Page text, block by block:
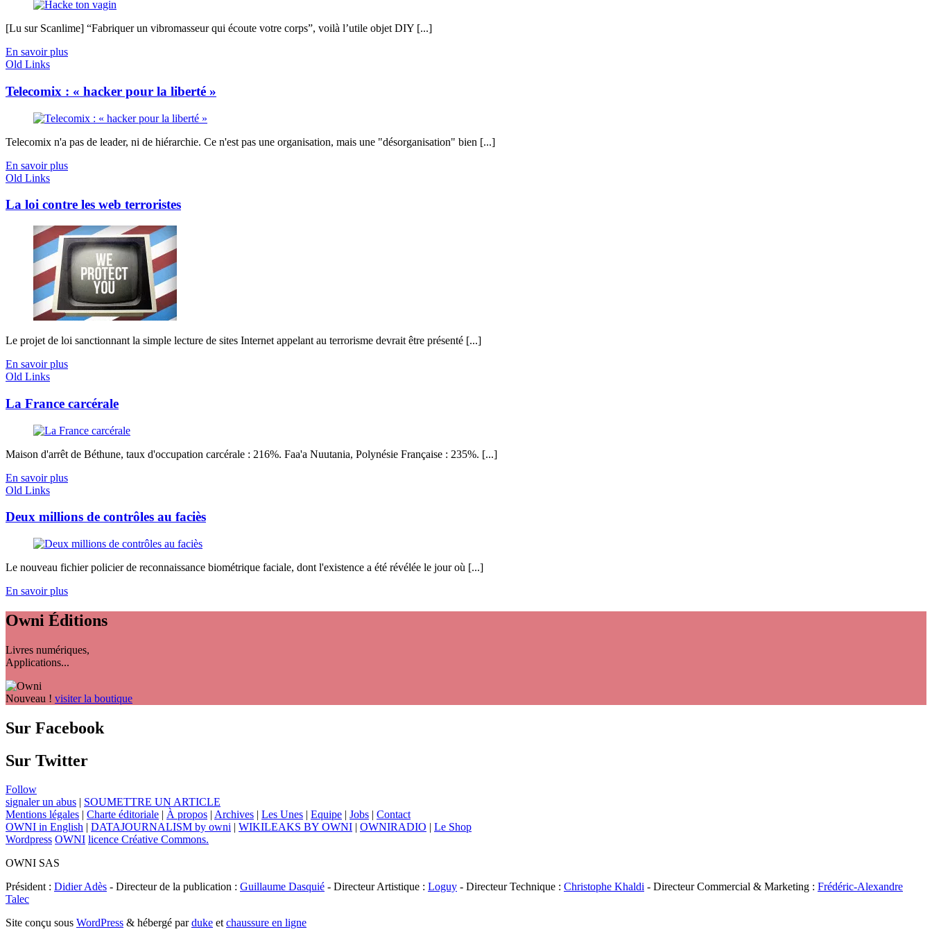
[Lu sur Scanlime] “Fabriquer un vibromasseur qui écoute votre corps”, voilà l’utile objet DIY [...]
En savoir plus
Old Links
Telecomix : « hacker pour la liberté »
Telecomix n'a pas de leader, ni de hiérarchie. Ce n'est pas une organisation, mais une "désorganisation" bien [...]
En savoir plus
Old Links
La loi contre les web terroristes
Le projet de loi sanctionnant la simple lecture de sites Internet appelant au terrorisme devrait être présenté [...]
En savoir plus
Old Links
La France carcérale
Maison d'arrêt de Béthune, taux d'occupation carcérale : 216%. Faa'a Nuutania, Polynésie Française : 235%. [...]
En savoir plus
Old Links
Deux millions de contrôles au faciès
Le nouveau fichier policier de reconnaissance biométrique faciale, dont l'existence a été révélée le jour où [...]
En savoir plus
Owni Éditions
Livres numériques,
Applications...
Nouveau ! visiter la boutique
Sur Facebook
Sur Twitter
Follow
signaler un abus
SOUMETTRE UN ARTICLE
Mentions légales
Charte éditoriale À propos Archives Les Unes Equipe Jobs
Contact
OWNI in English
DATAJOURNALISM by owni WIKILEAKS BY OWNI OWNIRADIO
Le Shop
Wordpress OWNI licence Créative Commons.
OWNI SAS
Président : Didier Adès - Directeur de la publication : Guillaume Dasquié - Directeur Artistique : Loguy - Directeur Technique : Christophe Khaldi - Directeur Commercial & Marketing : Frédéric-Alexandre
Talec
Site conçu sous WordPress & hébergé parduke etchaussure en ligne